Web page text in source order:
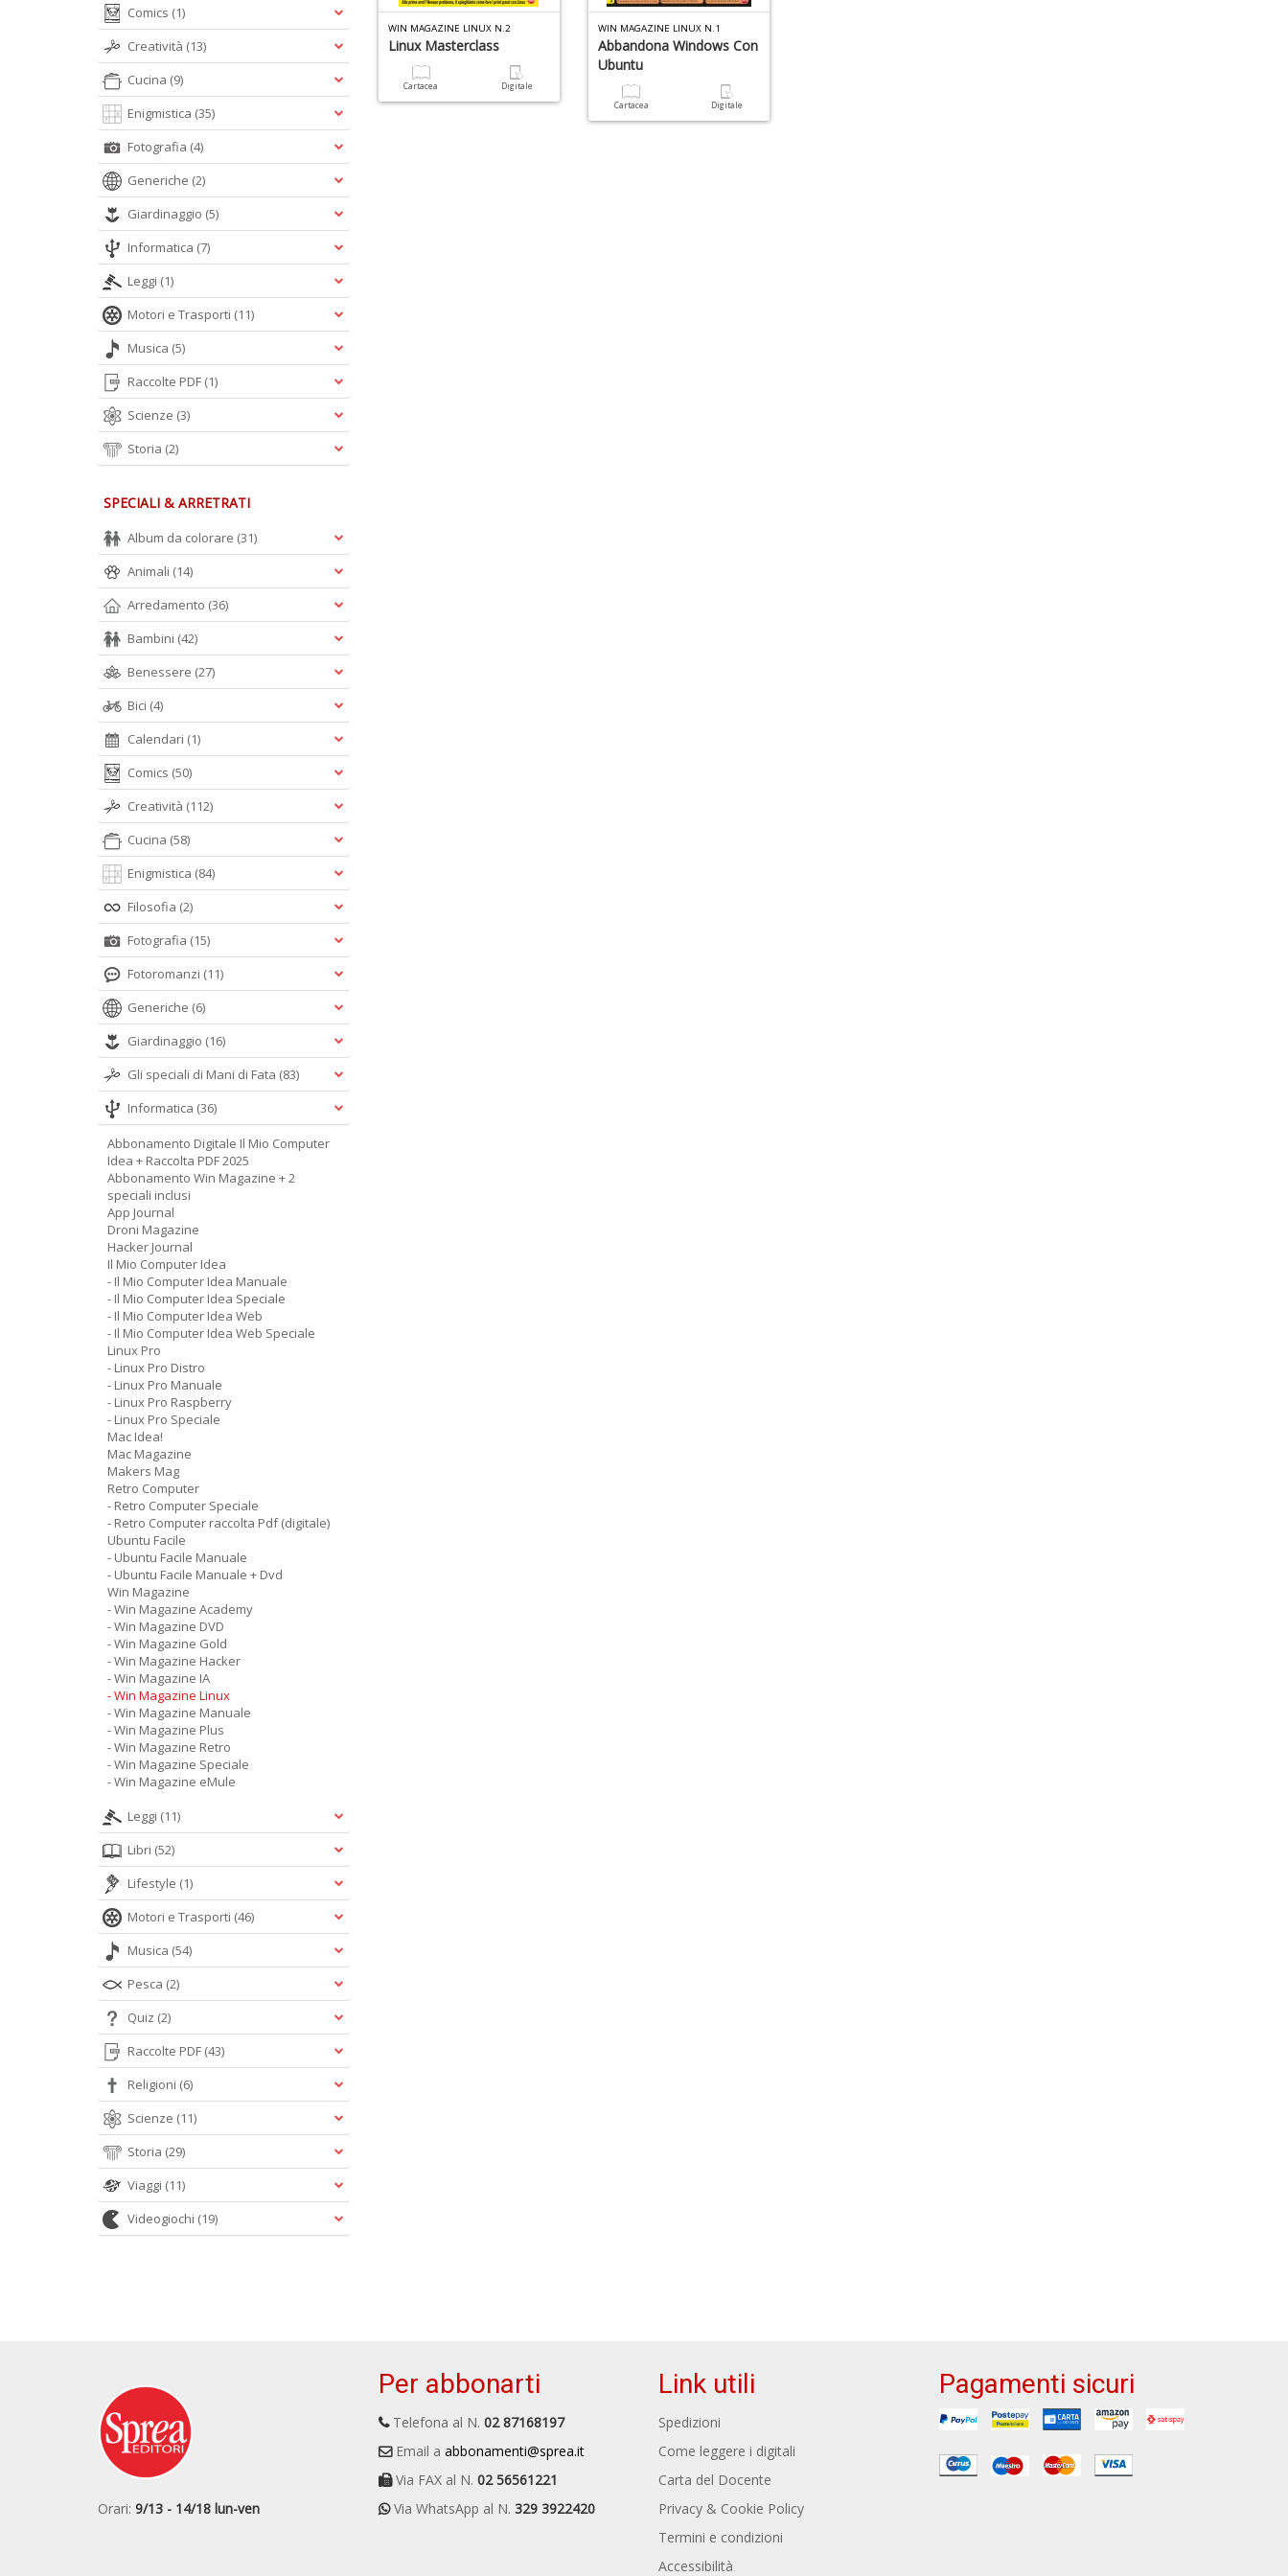
WIN MAGAZINE LINUX N.2
Linux Masterclass
Cartacea Digitale
WIN MAGAZINE LINUX N.1
Abbandona Windows Con
Ubuntu
Cartacea Digitale
Comics (1)
Creatività (13)
Cucina (9)
Enigmistica (35)
Fotografia (4)
Generiche (2)
Giardinaggio (5)
Informatica (7)
Leggi (1)
Motori e Trasporti (11)
Musica (5)
Raccolte PDF (1)
Scienze (3)
Storia (2)
SPECIALI & ARRETRATI
Album da colorare (31)
Animali (14)
Arredamento (36)
Bambini (42)
Benessere (27)
Bici (4)
Calendari (1)
Comics (50)
Creatività (112)
Cucina (58)
Enigmistica (84)
Filosofia (2)
Fotografia (15)
Fotoromanzi (11)
Generiche (6)
Giardinaggio (16)
Gli speciali di Mani di Fata (83)
Informatica (36)
Abbonamento Digitale Il Mio Computer
Idea + Raccolta PDF 2025
Abbonamento Win Magazine + 2
speciali inclusi
App Journal
Droni Magazine
Hacker Journal
Il Mio Computer Idea
- Il Mio Computer Idea Manuale
- Il Mio Computer Idea Speciale
- Il Mio Computer Idea Web
- Il Mio Computer Idea Web Speciale
Linux Pro
- Linux Pro Distro
- Linux Pro Manuale
- Linux Pro Raspberry
- Linux Pro Speciale
Mac Idea!
Mac Magazine
Makers Mag
Retro Computer
- Retro Computer Speciale
- Retro Computer raccolta Pdf (digitale)
Ubuntu Facile
- Ubuntu Facile Manuale
- Ubuntu Facile Manuale + Dvd
Win Magazine
- Win Magazine Academy
- Win Magazine DVD
- Win Magazine Gold
- Win Magazine Hacker
- Win Magazine IA
- Win Magazine Linux
- Win Magazine Manuale
- Win Magazine Plus
- Win Magazine Retro
- Win Magazine Speciale
- Win Magazine eMule
Leggi (11)
Libri (52)
Lifestyle (1)
Motori e Trasporti (46)
Musica (54)
Pesca (2)
Quiz (2)
Raccolte PDF (43)
Religioni (6)
Scienze (11)
Storia (29)
Viaggi (11)
Videogiochi (19)
Orari: 9/13 - 14/18 lun-ven
Per abbonarti
Telefona al N. 02 87168197
Email a abbonamenti@sprea.it
Via FAX al N. 02 56561221
Via WhatsApp al N. 329 3922420
Link utili
Spedizioni
Come leggere i digitali
Carta del Docente
Privacy & Cookie Policy
Termini e condizioni
Accessibilità
Pagamenti sicuri